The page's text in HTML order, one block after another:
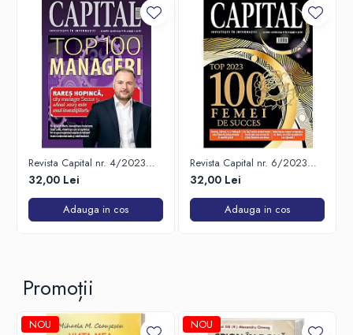
Revista Capital nr. 4/2023
(conține Top 100 Manageri)
32,00 Lei
Adauga in cos
Revista Capital nr. 6/2023
(conține Top 100 Femei de
Succes)
32,00 Lei
Adauga in cos
Promoții
NOU NOU